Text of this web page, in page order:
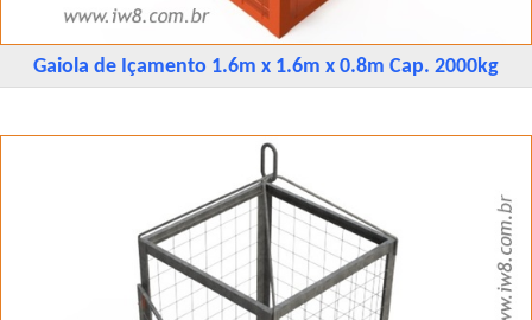
Gaiola de Içamento 1.6m x 1.6m x 0.8m Cap. 2000kg